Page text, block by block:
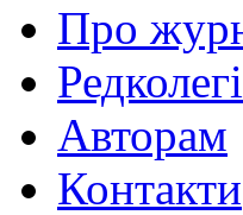
Про
Авторам
Контакти